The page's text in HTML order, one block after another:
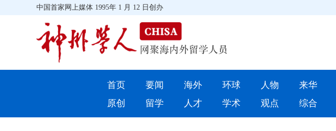
人物
中国首家网上媒体 1995年 1 月 12 日创办
首页 要闻 海外 环球 人物 来华
原创
留学 人才 学术 观点 综合